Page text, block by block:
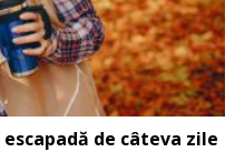
de câteva zile